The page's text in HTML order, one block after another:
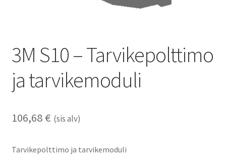
3M S10 – Tarvikepolttimo
ja tarvikemoduli
106,68 € (sis alv)
Tarvikepolttimo ja tarvikemoduli